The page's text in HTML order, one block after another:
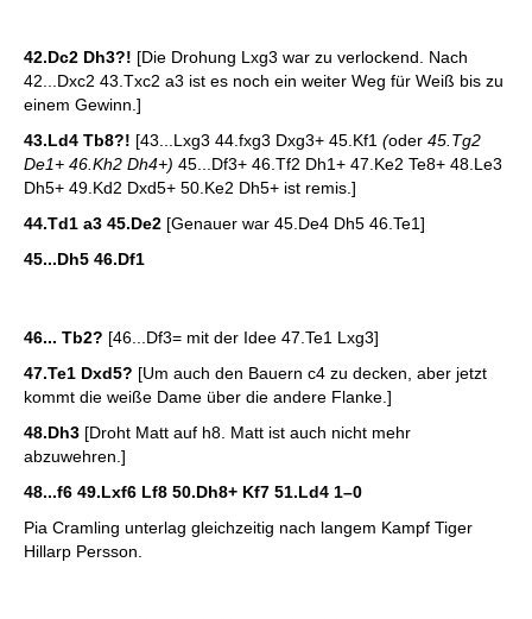
42.Dc2 Dh3?! [Die Drohung Lxg3 war zu verlockend. Nach
42...Dxc2 43.Txc2 a3 ist es noch ein weiter Weg für Weiß bis zu
einem Gewinn.]
43.Ld4 Tb8?! [43...Lxg3 44.fxg3 Dxg3+ 45.Kf1 (oder 45.Tg2
De1+ 46.Kh2 Dh4+) 45...Df3+ 46.Tf2 Dh1+ 47.Ke2 Te8+ 48.Le3
Dh5+ 49.Kd2 Dxd5+ 50.Ke2 Dh5+ ist remis.]
44.Td1 a3 45.De2 [Genauer war 45.De4 Dh5 46.Te1]
45...Dh5 46.Df1
46... Tb2? [46...Df3= mit der Idee 47.Te1 Lxg3]
47.Te1 Dxd5? [Um auch den Bauern c4 zu decken, aber jetzt
kommt die weiße Dame über die andere Flanke.]
48.Dh3 [Droht Matt auf h8. Matt ist auch nicht mehr
abzuwehren.]
48...f6 49.Lxf6 Lf8 50.Dh8+ Kf7 51.Ld4 1–0
Pia Cramling unterlag gleichzeitig nach langem Kampf Tiger
Hillarp Persson.